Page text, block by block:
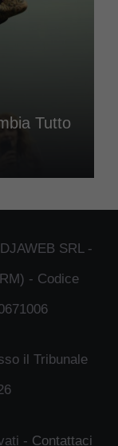
Tutto
SRL -
- Codice
il Tribunale
- Contattaci